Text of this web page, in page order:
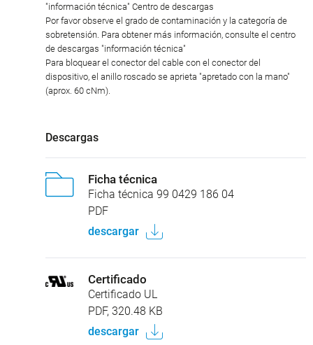
"información técnica" Centro de descargas
Por favor observe el grado de contaminación y la categoría de
sobretensión. Para obtener más información, consulte el centro
de descargas "información técnica"
Para bloquear el conector del cable con el conector del
dispositivo, el anillo roscado se aprieta "apretado con la mano"
(aprox. 60 cNm).
Descargas
Ficha técnica
Ficha técnica 99 0429 186 04
PDF
descargar
Certificado
Certificado UL
PDF, 320.48 KB
descargar